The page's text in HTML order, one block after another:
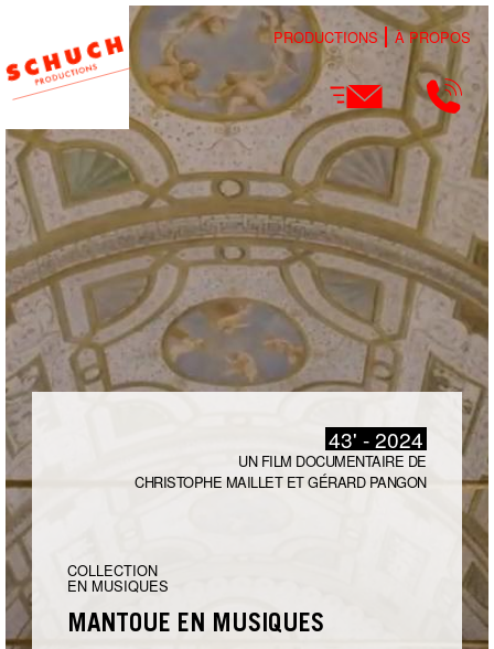
PRODUCTIONS À PROPOS
43' - 2024
UN FILM DOCUMENTAIRE DE
CHRISTOPHE MAILLET ET GÉRARD PANGON
COLLECTION
EN MUSIQUES
MANTOUE EN MUSIQUES